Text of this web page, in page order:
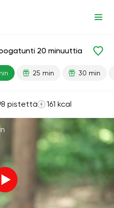
20 minuuttia
25 min 30 min
pistettä 161 kcal